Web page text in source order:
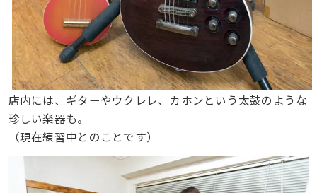
店内には、ギターやウクレレ、カホンという太鼓のような
珍しい楽器も。
（現在練習中とのことです）